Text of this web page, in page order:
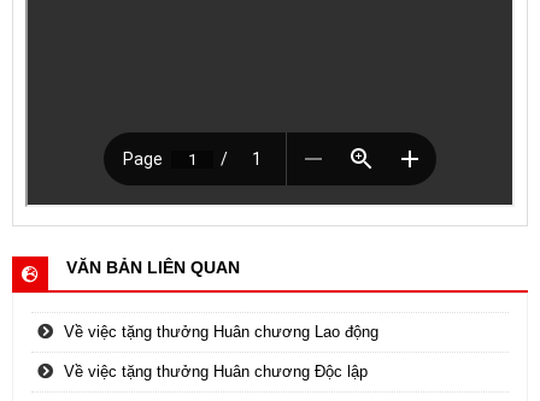
VĂN BẢN LIÊN QUAN
Về việc tặng thưởng Huân chương Lao động
Về việc tặng thưởng Huân chương Độc lập